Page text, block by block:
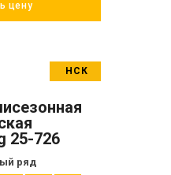
цену
НСК
25-726
ряд